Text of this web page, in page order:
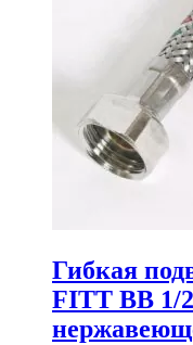
Гибкая
FITT ВВ 1/